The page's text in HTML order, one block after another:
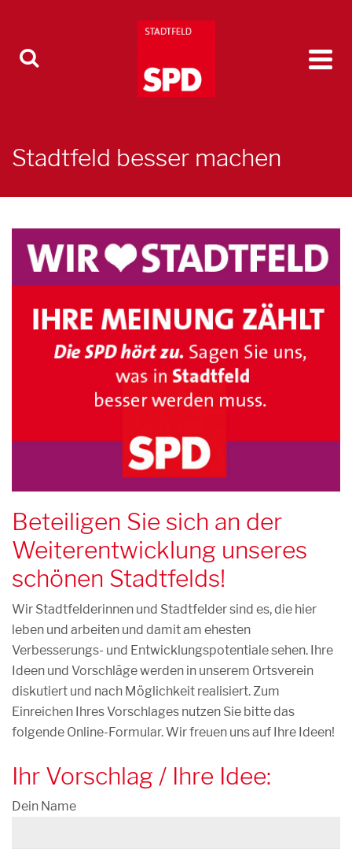
Stadtfeld besser machen
Beteiligen Sie sich an der
Weiterentwicklung unseres
schönen Stadtfelds!
Wir Stadtfelderinnen und Stadtfelder sind es, die hier
leben und arbeiten und damit am ehesten
Verbesserungs- und Entwicklungspotentiale sehen. Ihre
Ideen und Vorschläge werden in unserem Ortsverein
diskutiert und nach Möglichkeit realisiert. Zum
Einreichen Ihres Vorschlages nutzen Sie bitte das
folgende Online-Formular. Wir freuen uns auf Ihre Ideen!
Ihr Vorschlag / Ihre Idee:
Dein Name